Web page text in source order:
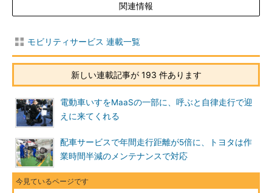
関連情報
モビリティサービス 連載一覧
新しい連載記事が 193 件あります
電動車いすをMaaSの一部に、呼ぶと自律走行で迎
えに来てくれる
配車サービスで年間走行距離が5倍に、トヨタは作
業時間半減のメンテナンスで対応